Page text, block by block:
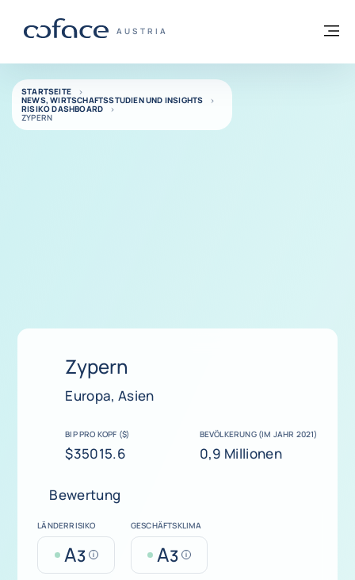
COFACE FOR TRADE - WEBSEITE DER
AUSTRIA
Zurück zur Startseite
STARTSEITE
NEWS, WIRTSCHAFTSSTUDIEN UND INSIGHTS
RISIKO DASHBOARD
ZYPERN
Zypern
Europa, Asien
BIP PRO KOPF ($)
$35015.6
BEVÖLKERUNG (IM JAHR 2021)
0,9 Millionen
Bewertung
LÄNDERRISIKO
A3 Help
GESCHÄFTSKLIMA
A3 Help